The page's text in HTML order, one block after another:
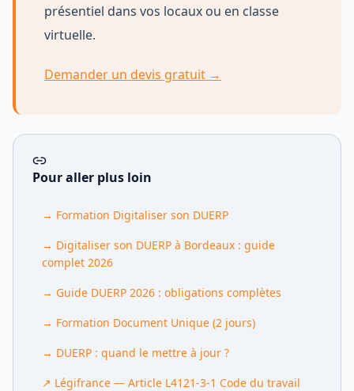
présentiel dans vos locaux ou en classe
virtuelle.
Demander un devis gratuit →
Pour aller plus loin
→ Formation Digitaliser son DUERP
→ Digitaliser son DUERP à Bordeaux : guide
complet 2026
→ Guide DUERP 2026 : obligations complètes
→ Formation Document Unique (2 jours)
→ DUERP : quand le mettre à jour ?
↗ Légifrance — Article L4121-3-1 Code du travail